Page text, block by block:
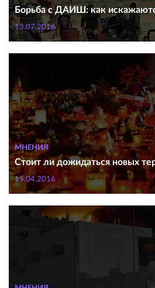
Борьба с ДАИШ: как
13.07.2016
МНЕНИЯ
Стоит ли дожидаться новых
15.04.2016